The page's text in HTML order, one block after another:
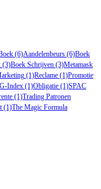
(6)Aandelenbeurs (6)Boek
(3)Boek Schrijven (3)Metamask
(1)Reclame (1)Promotie
Index (1)Obligatie (1)SPAC
(1)Trading Patronen
(1)The Magic Formula